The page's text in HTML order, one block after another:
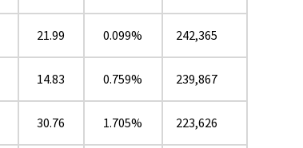
21.99 0.099% 242,365
14.83 0.759% 239,867
30.76 1.705% 223,626